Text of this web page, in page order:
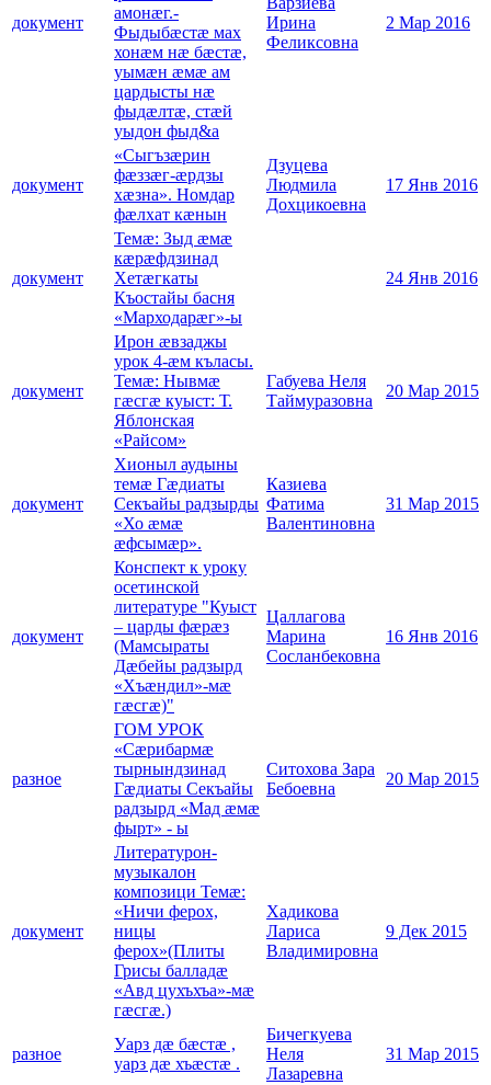
документ
амонӕг.-
Фыдыбæстæ мах
хонæм нæ бæстæ,
уымæн æмæ ам
цардысты нæ
фыдæлтæ, стæй
уыдон фыд&a
Ирина
Феликсовна
2 Мар 2016
документ
«Сыгъзæрин
фæззæг-æрдзы
хæзна». Номдар
фæлхат кæнын
Дзуцева
Людмила
Дохцикоевна
17 Янв 2016
документ
Темæ: Зыд æмæ
кæрæфдзинад
Хетæгкаты
Къостайы басня
«Марходарæг»-ы
24 Янв 2016
документ
Ирон æвзаджы
урок 4-æм къласы.
Темæ: Нывмæ
гæсгæ куыст: Т.
Яблонская
«Райсом»
Габуева Неля
Таймуразовна
20 Мар 2015
документ
Хионыл аудыны
темæ Гæдиаты
Секъайы радзырды
«Хо æмæ
æфсымæр».
Казиева
Фатима
Валентиновна
31 Мар 2015
документ
Конспект к уроку
осетинской
литературе "Куыст
– царды фæрæз
(Мамсыраты
Дæбейы радзырд
«Хъæндил»-мæ
гæсгæ)"
Цаллагова
Марина
Сосланбековна
16 Янв 2016
разное
ГОМ УРОК
«Сæрибармæ
тырнындзинад
Гæдиаты Секъайы
радзырд «Мад æмæ
фырт» - ы
Ситохова Зара
Бебоевна
20 Мар 2015
документ
Литературон-
музыкалон
композици Темæ:
«Ничи ферох,
ницы
ферох»(Плиты
Грисы балладæ
«Авд цухъхъа»-мæ
гæсгæ.)
Хадикова
Лариса
Владимировна
9 Дек 2015
разное
Уарз дæ бæстæ ,
уарз дæ хъæстæ .
Бичегкуева
Неля
Лазаревна
31 Мар 2015